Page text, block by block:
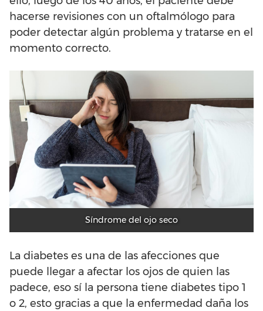
hacerse revisiones con un oftalmólogo para
poder detectar algún problema y tratarse en el
momento correcto.
Síndrome del ojo seco
La diabetes es una de las afecciones que
puede llegar a afectar los ojos de quien las
padece, eso sí la persona tiene diabetes tipo 1
o 2, esto gracias a que la enfermedad daña los